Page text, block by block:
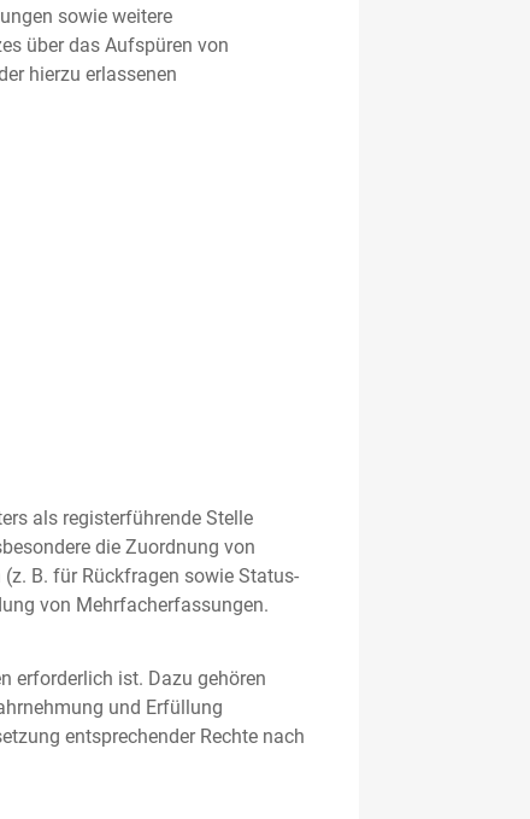
sowie weitere
über das Aufspüren von
hierzu erlassenen
als registerführende Stelle
die Zuordnung von
B. für Rückfragen sowie Status-
von Mehrfacherfassungen.
erforderlich ist. Dazu gehören
und Erfüllung
entsprechender Rechte nach